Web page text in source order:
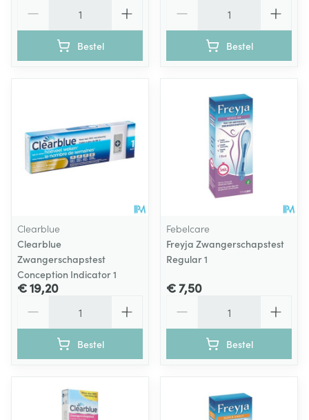
Bestel Bestel
Clearblue
Clearblue
Zwangerschapstest
Conception Indicator 1
€ 19,20
Bestel
Febelcare
Freyja Zwangerschapstest
Regular 1
€ 7,50
Bestel